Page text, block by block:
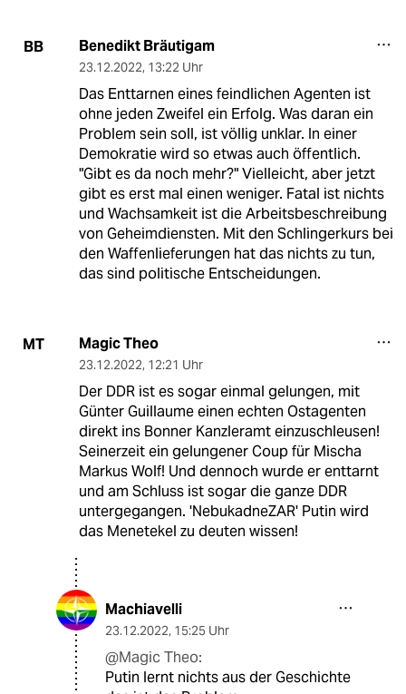
BB Benedikt Bräutigam
23.12.2022, 13:22 Uhr
Das Enttarnen eines feindlichen Agenten ist
ohne jeden Zweifel ein Erfolg. Was daran ein
Problem sein soll, ist völlig unklar. In einer
Demokratie wird so etwas auch öffentlich.
"Gibt es da noch mehr?" Vielleicht, aber jetzt
gibt es erst mal einen weniger. Fatal ist nichts
und Wachsamkeit ist die Arbeitsbeschreibung
von Geheimdiensten. Mit den Schlingerkurs bei
den Waffenlieferungen hat das nichts zu tun,
das sind politische Entscheidungen.
MT Magic Theo
23.12.2022, 12:21 Uhr
Der DDR ist es sogar einmal gelungen, mit
Günter Guillaume einen echten Ostagenten
direkt ins Bonner Kanzleramt einzuschleusen!
Seinerzeit ein gelungener Coup für Mischa
Markus Wolf! Und dennoch wurde er enttarnt
und am Schluss ist sogar die ganze DDR
untergegangen. 'NebukadneZAR' Putin wird
das Menetekel zu deuten wissen!
Machiavelli
23.12.2022, 15:25 Uhr
@Magic Theo:
Putin lernt nichts aus der Geschichte